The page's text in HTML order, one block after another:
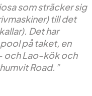
som sträcker sig
till det
Det har
på taket, en
och Lao-kök och
Road.”